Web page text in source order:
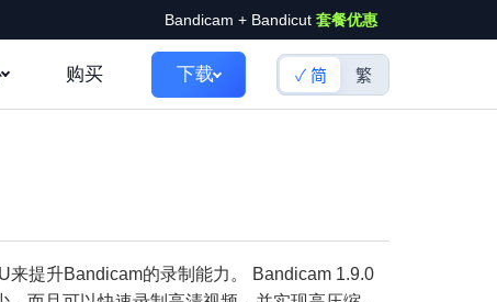
Bandicam + Bandicut 套餐优惠
购买 下载 简 繁
提升Bandicam的录制能力。 Bandicam 1.9.0